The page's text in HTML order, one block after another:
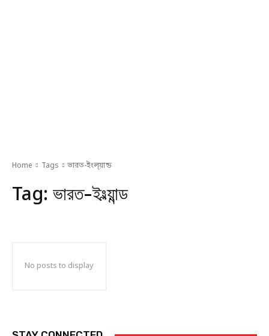
Home Tags ভারত-ইংল্য়ান্ড
Tag: ভারত-ইংল্য়ান্ড
No posts to display